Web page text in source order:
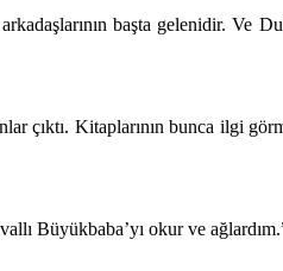
başta gelenidir. Ve
Kitaplarının bunca ilgi
Büyükbaba’yı okur ve